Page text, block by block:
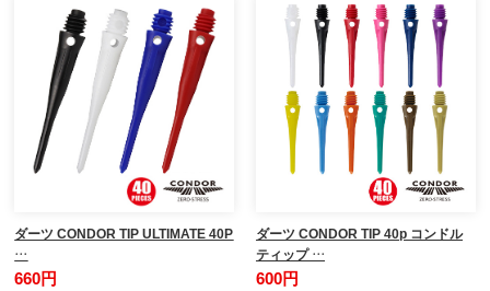
ダーツ CONDOR TIP ULTIMATE 40P
…
660円
ダーツ CONDOR TIP 40p コンドル
ティップ …
600円